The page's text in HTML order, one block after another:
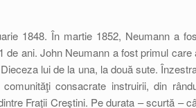
1848. În martie 1852, Neumann a
ani. John Neumann a fost primul care
lui de la una, la două sute.
consacrate instruirii, din
Fraţii Creştini. Pe durata – scurtă –